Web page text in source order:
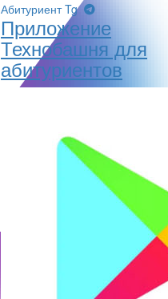
Абитуриент Tg
Приложение
Технобашня для
абитуриентов